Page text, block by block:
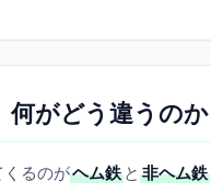
何がどう違うのか
るのがヘム鉄 と 非ヘム鉄